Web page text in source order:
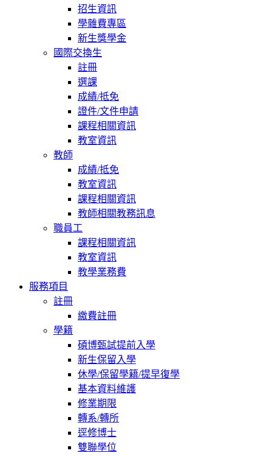
招生資訊
學雜費專區
新生獎學金
國際交換生
註冊
選課
成績/抵免
證件/文件申請
課程相關資訊
教室資訊
教師
成績/抵免
教室資訊
課程相關資訊
教師相關教務訊息
職員工
課程相關資訊
教室資訊
教學業務費
服務項目
註冊
繳費註冊
學籍
碩博甄試提前入學
新生保留入學
休學/保留學籍/提早復學
基本資料維護
修業期限
轉系/轉所
逕修博士
雙聯學位